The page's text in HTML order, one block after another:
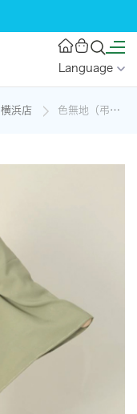
Language
横浜店 色無地（弔事にも使える深川鼠）[一つ紋]の着物レンタル